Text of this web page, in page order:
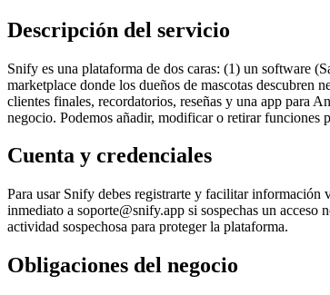
Descripción del servicio
Snify es una plataforma de dos caras: (1) un software
marketplace donde los dueños de mascotas descubren
clientes finales, recordatorios, reseñas y una app para
negocio. Podemos añadir, modificar o retirar funciones
Cuenta y credenciales
Para usar Snify debes registrarte y facilitar información
inmediato a soporte@snify.app si sospechas un acceso
actividad sospechosa para proteger la plataforma.
Obligaciones del negocio